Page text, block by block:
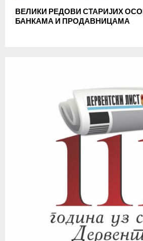
ВЕЛИКИ РЕДОВИ СТАРИЈИХ
БАНКАМА И ПРОДАВНИЦАМА